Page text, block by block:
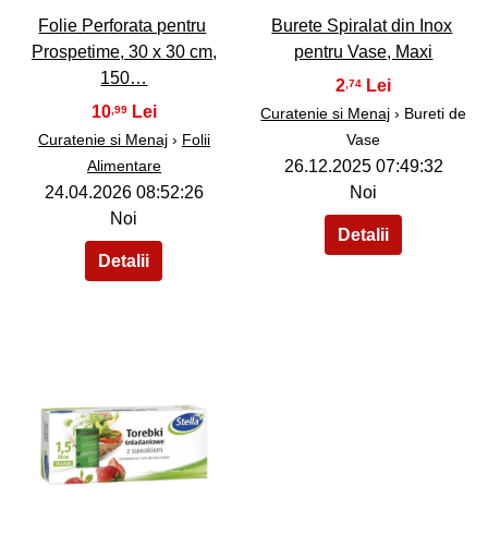
Folie Perforata pentru
Prospetime, 30 x 30 cm,
150…
10,99
Curatenie si Menaj› Folii
Alimentare
24.04.2026 08:52:26
Noi
Burete Spiralat din Inox
pentru Vase, Maxi
2 ,74
Curatenie si Menaj › Bureti de
Vase
26.12.2025 07:49:32
Noi
40